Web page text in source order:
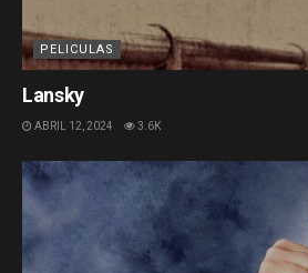
PELICULAS
Lansky
ABRIL 12, 2024 3.6K